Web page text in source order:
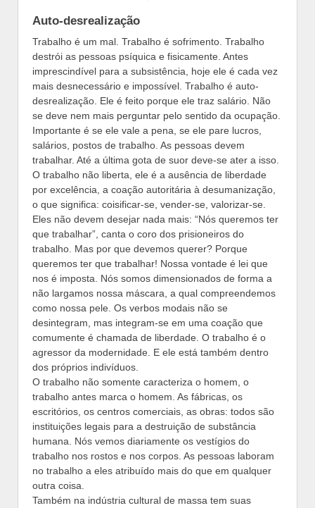
Auto-desrealização
Trabalho é um mal. Trabalho é sofrimento. Trabalho
destrói as pessoas psíquica e fisicamente. Antes
imprescindível para a subsistência, hoje ele é cada vez
mais desnecessário e impossível. Trabalho é auto-
desrealização. Ele é feito porque ele traz salário. Não
se deve nem mais perguntar pelo sentido da ocupação.
Importante é se ele vale a pena, se ele pare lucros,
salários, postos de trabalho. As pessoas devem
trabalhar. Até a última gota de suor deve-se ater a isso.
O trabalho não liberta, ele é a ausência de liberdade
por excelência, a coação autoritária à desumanização,
o que significa: coisificar-se, vender-se, valorizar-se.
Eles não devem desejar nada mais: “Nós queremos ter
que trabalhar”, canta o coro dos prisioneiros do
trabalho. Mas por que devemos querer? Porque
queremos ter que trabalhar! Nossa vontade é lei que
nos é imposta. Nós somos dimensionados de forma a
não largamos nossa máscara, a qual compreendemos
como nossa pele. Os verbos modais não se
desintegram, mas integram-se em uma coação que
comumente é chamada de liberdade. O trabalho é o
agressor da modernidade. E ele está também dentro
dos próprios indivíduos.
O trabalho não somente caracteriza o homem, o
trabalho antes marca o homem. As fábricas, os
escritórios, os centros comerciais, as obras: todos são
instituições legais para a destruição de substância
humana. Nós vemos diariamente os vestígios do
trabalho nos rostos e nos corpos. As pessoas laboram
no trabalho a eles atribuído mais do que em qualquer
outra coisa.
Também na indústria cultural de massa tem suas